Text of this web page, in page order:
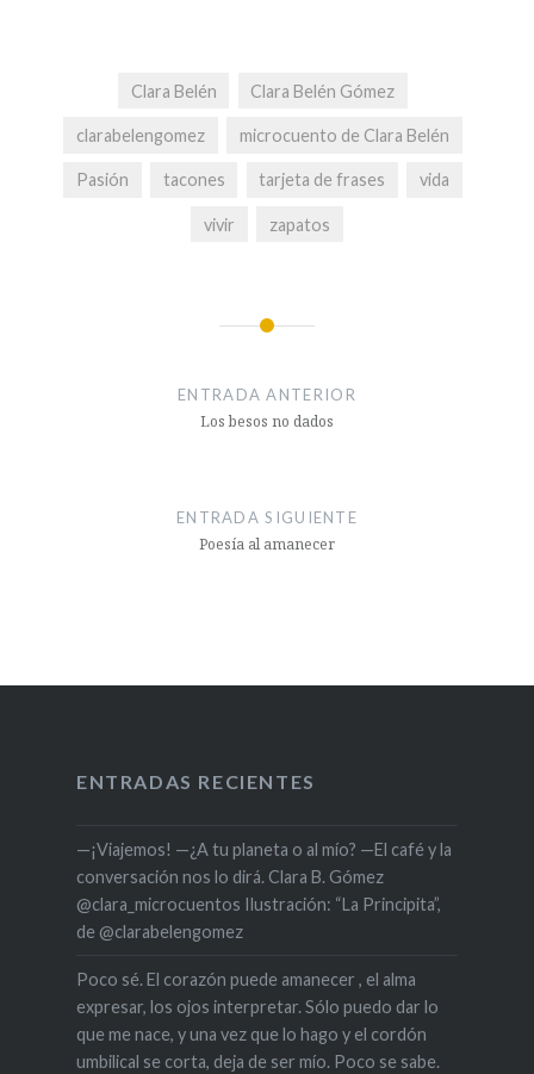
Clara Belén Clara Belén Gómez
clarabelengomez microcuento de Clara Belén
Pasión tacones tarjeta de frases vida
vivir zapatos
ENTRADA ANTERIOR
Los besos no dados
ENTRADA SIGUIENTE
Poesía al amanecer
ENTRADAS RECIENTES
—¡Viajemos! —¿A tu planeta o al mío? —El café y la
conversación nos lo dirá. Clara B. Gómez
@clara_microcuentos Ilustración: “La Principita”,
de @clarabelengomez
Poco sé. El corazón puede amanecer , el alma
expresar, los ojos interpretar. Sólo puedo dar lo
que me nace, y una vez que lo hago y el cordón
umbilical se corta, deja de ser mío. Poco se sabe.